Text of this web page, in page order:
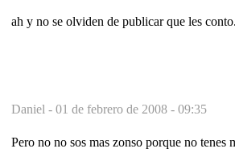
ah y no se olviden de publicar que les
Daniel - 01 de febrero de 2008 - 09:35
Pero no no sos mas zonso porque no tenes